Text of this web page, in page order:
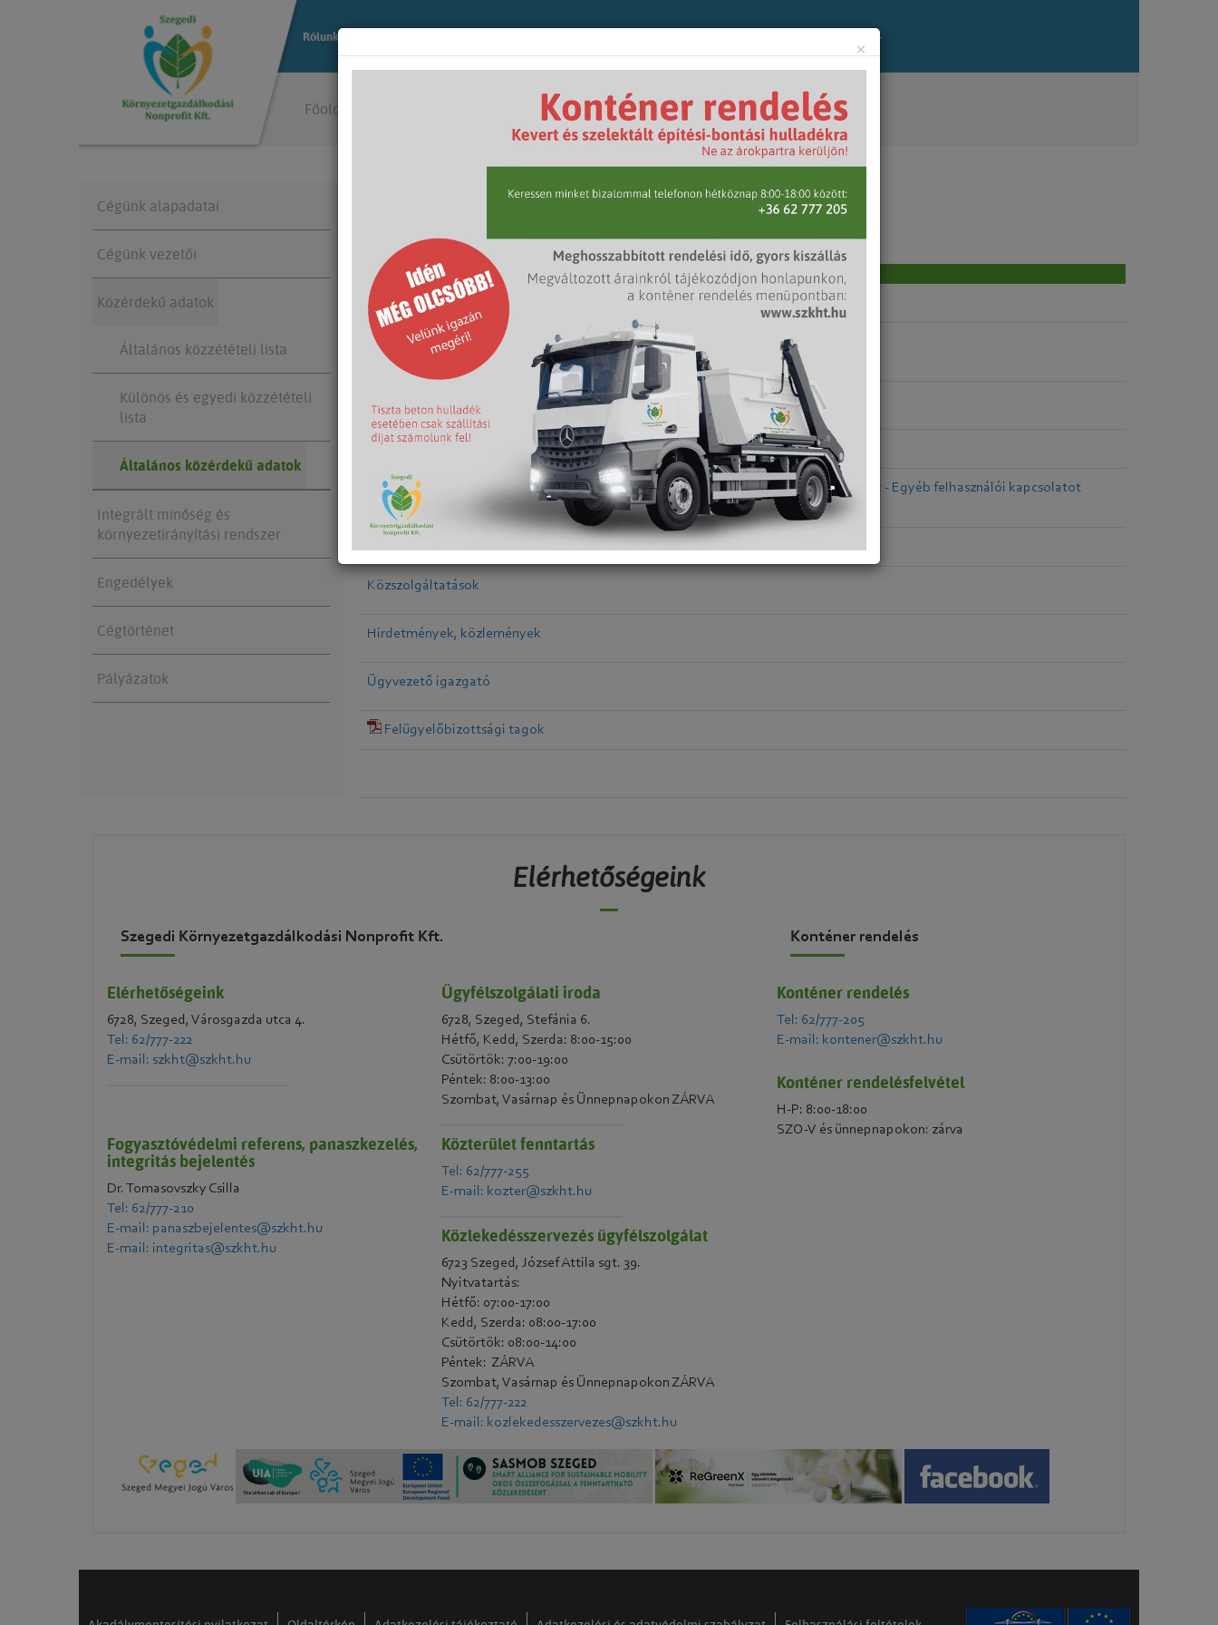
Rólunk
Főoldal Közérdekű adatok Általános közérdekű adatok
Cégünk alapadatai
Cégünk vezetői
Közérdekű adatok
Általános közzétételi lista
Különös és egyedi közzétételi
lista
Általános közérdekű adatok
Integrált minőség és
környezetirányítási rendszer
Engedélyek
Cégtörténet
Pályázatok
Általános közérdekű adatok
Link
Szervezeti ábra
Felügyeleti szervek
Vonatkozó jogszabályok - A közszolgáltatási jogviszonyra vonatkozó jogszabályok - Egyéb felhasználói kapcsolatot
érintő fontosabb jogszabályok
Közszolgáltatások
Hirdetmények, közlemények
Ügyvezető igazgató
Felügyelőbizottsági tagok
Elérhetőségeink
Szegedi Környezetgazdálkodási Nonprofit Kft.
Elérhetőségeink
6728, Szeged, Városgazda utca 4.
Tel: 62/777-222
E-mail: szkht@szkht.hu
Ügyfélszolgálati iroda
6728, Szeged, Stefánia 6.
Hétfő, Kedd, Szerda: 8:00-15:00
Csütörtök: 7:00-19:00
Péntek: 8:00-13:00
Szombat, Vasárnap és Ünnepnapokon ZÁRVA
Fogyasztóvédelmi referens, panaszkezelés,
integritás bejelentés
Dr. Tomasovszky Csilla
Tel: 62/777-210
E-mail: panaszbejelentes@szkht.hu
E-mail: integritas@szkht.hu
Közterület fenntartás
Tel: 62/777-255
E-mail: kozter@szkht.hu
Közlekedésszervezés ügyfélszolgálat
6723 Szeged, József Attila sgt. 39.
Nyitvatartás:
Hétfő: 07:00-17:00
Kedd, Szerda: 08:00-17:00
Csütörtök: 08:00-14:00
Péntek: ZÁRVA
Szombat, Vasárnap és Ünnepnapokon ZÁRVA
Tel: 62/777-222
E-mail: kozlekedesszervezes@szkht.hu
Konténer rendelés
Konténer rendelés
Tel: 62/777-205
E-mail: kontener@szkht.hu
Konténer rendelésfelvétel
H-P: 8:00-18:00
SZO-V és ünnepnapokon: zárva
×